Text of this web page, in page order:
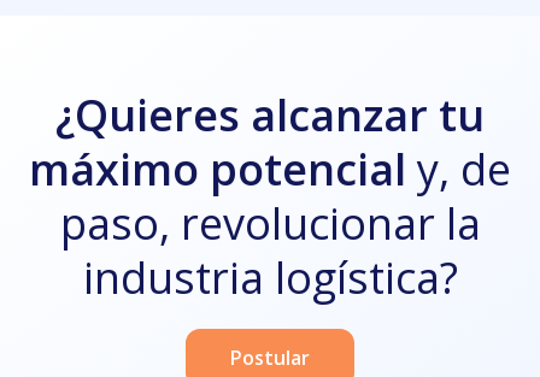
¿Quieres alcanzar tu
máximo potencialy, de
paso, revolucionar la
industria logística?
Postular